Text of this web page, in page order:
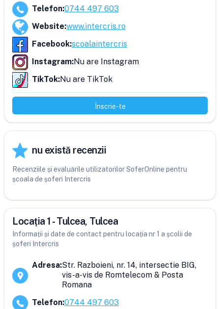
Telefon:0744 497 603
Website:www.intercris.ro
Facebook:scoalaintercris
Instagram:Nu are Instagram
TikTok:Nu are TikTok
Înscrie-te
nu există recenzii
Recenziile și evaluările utilizatorilor SoferOnline pentru
școala de șoferi Intercris
Locația 1 - Tulcea, Tulcea
Informații și date de contact pentru locația nr 1 a școlii de
șoferi Intercris
Adresa:Str. Razboieni, nr. 14, intersectie BIG,
vis-a-vis de Romtelecom & Posta
Romana
Telefon:0744 497 603